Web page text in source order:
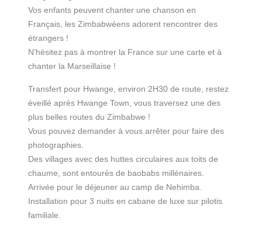
Vos enfants peuvent chanter une chanson en
Français, les Zimbabwéens adorent rencontrer des
étrangers !
N’hésitez pas à montrer la France sur une carte et à
chanter la Marseillaise !
Transfert pour Hwange, environ 2H30 de route, restez
éveillé après Hwange Town, vous traversez une des
plus belles routes du Zimbabwe !
Vous pouvez demander à vous arrêter pour faire des
photographies.
Des villages avec des huttes circulaires aux toits de
chaume, sont entourés de baobabs millénaires.
Arrivée pour le déjeuner au camp de Nehimba.
Installation pour 3 nuits en cabane de luxe sur pilotis
familiale.